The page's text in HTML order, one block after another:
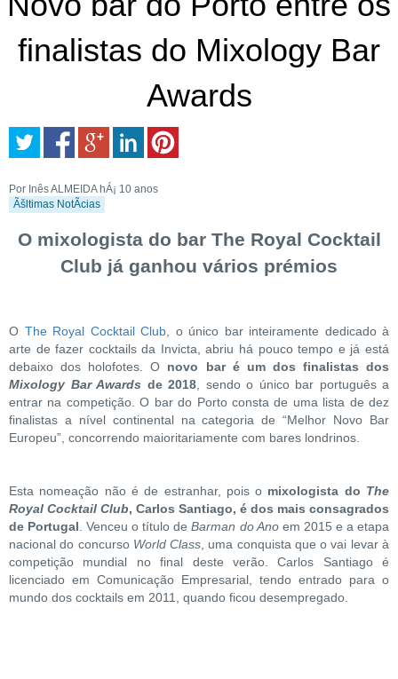
finalistas do Mixology Bar
Awards
Por Inês ALMEIDA hÁ¡ 10 anos
Ãšltimas NotÃ­cias
O mixologista do bar The Royal Cocktail
Club já ganhou vários prémios
O The Royal Cocktail Club , o único bar inteiramente dedicado à
arte de fazer cocktails da Invicta, abriu há pouco tempo e já está
debaixo dos holofotes. O novo bar é um dos finalistas dos
Mixology Bar Awards de 2018 , sendo o único bar português a
entrar na competição. O bar do Porto consta de uma lista de dez
finalistas a nível continental na categoria de “Melhor Novo Bar
Europeu”, concorrendo maioritariamente com bares londrinos.
Esta nomeação não é de estranhar, pois o mixologista do The
Royal Cocktail Club, Carlos Santiago, é dos mais consagrados
de Portugal . Venceu o título deBarman do Anoem 2015 e a etapa
nacional do concurso World Class , uma conquista que o vai levar à
competição mundial no final deste verão. Carlos Santiago é
licenciado em Comunicação Empresarial, tendo entrado para o
mundo dos cocktails em 2011, quando ficou desempregado.